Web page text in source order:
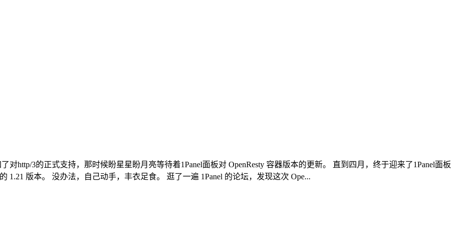
对http/3的正式支持，那时候盼星星盼月亮等待着1Panel面板对 OpenResty 容器版本的更新。 直到四月，终于迎来了1Panel面板
1.21 版本。 没办法，自己动手，丰衣足食。 逛了一遍 1Panel 的论坛，发现这次 Ope...